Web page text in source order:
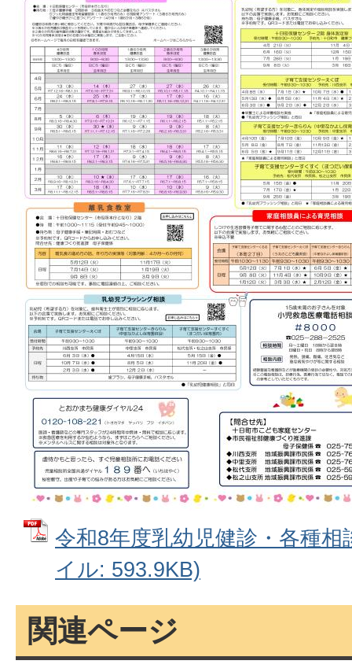
令和8年度乳幼児健診・各種
イル: 593.9KB)
関連ページ